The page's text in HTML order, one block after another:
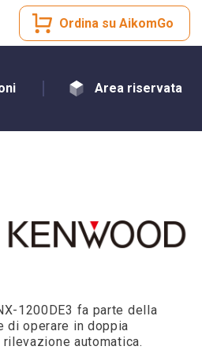
Ordina su AikomGo
Area riservata
1200DE3 fa parte della
di operare in doppia
automatica.